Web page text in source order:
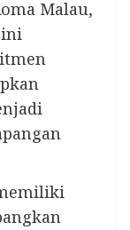
Malau,
ini